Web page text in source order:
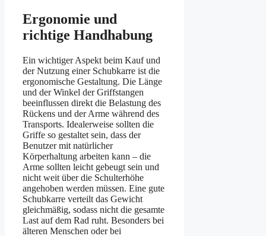
Ergonomie und
richtige Handhabung
Ein wichtiger Aspekt beim Kauf und
der Nutzung einer Schubkarre ist die
ergonomische Gestaltung. Die Länge
und der Winkel der Griffstangen
beeinflussen direkt die Belastung des
Rückens und der Arme während des
Transports. Idealerweise sollten die
Griffe so gestaltet sein, dass der
Benutzer mit natürlicher
Körperhaltung arbeiten kann – die
Arme sollten leicht gebeugt sein und
nicht weit über die Schulterhöhe
angehoben werden müssen. Eine gute
Schubkarre verteilt das Gewicht
gleichmäßig, sodass nicht die gesamte
Last auf dem Rad ruht. Besonders bei
älteren Menschen oder bei